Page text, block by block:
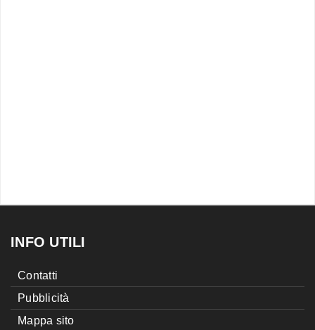
INFO UTILI
Contatti
Pubblicità
Mappa sito